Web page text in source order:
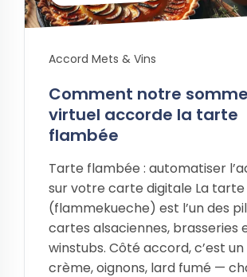
Accord Mets & Vins
Comment notre
virtuel accorde la tarte
flambée
Tarte flambée : automatiser
sur votre carte digitale La
(flammekueche) est l’un des
cartes alsaciennes, brasseries
winstubs. Côté accord, c’est un
crème, oignons, lard fumé —